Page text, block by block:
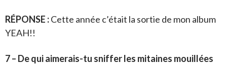
RÉPONSE :Cette année c’était la sortie de mon album
YEAH!!
7 – De qui aimerais-tu sniffer les mitaines mouillées